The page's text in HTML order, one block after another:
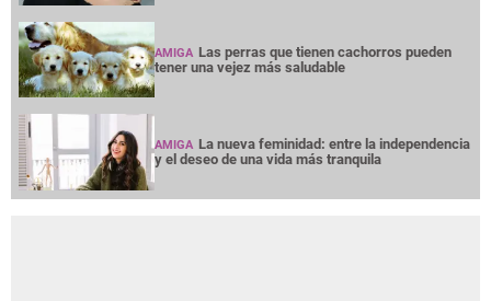
AMIGA Las perras que tienen cachorros pueden
tener una vejez más saludable
AMIGA La nueva feminidad: entre la independencia
y el deseo de una vida más tranquila